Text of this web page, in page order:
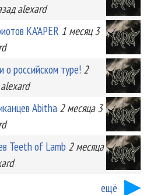
alexard
KA'APER 1 месяц 3
о российском туре! 2
alexard
Abitha 2 месяца 3
Teeth of Lamb 2 месяца
ещё